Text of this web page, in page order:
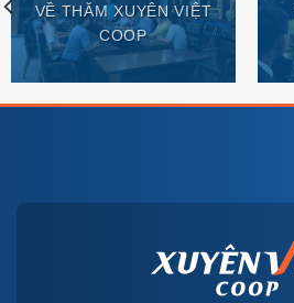
VỀ THĂM XUYÊN VIỆT
COOP